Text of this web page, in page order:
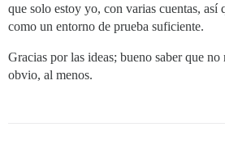
que solo estoy yo, con varias cuentas, así
como un entorno de prueba suficiente.
Gracias por las ideas; bueno saber que
obvio, al menos.